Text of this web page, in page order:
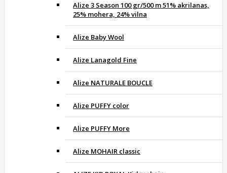
Alize 3 Season 100 gr/500 m 51% akrilanas,
25% mohera, 24% vilna
Alize Baby Wool
Alize Lanagold Fine
Alize NATURALE BOUCLE
Alize PUFFY color
Alize PUFFY More
Alize MOHAIR classic